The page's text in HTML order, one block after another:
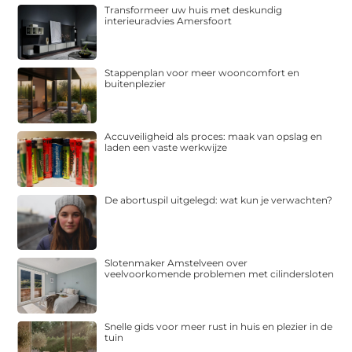
Transformeer uw huis met deskundig
interieuradvies Amersfoort
Stappenplan voor meer wooncomfort en
buitenplezier
Accuveiligheid als proces: maak van opslag en
laden een vaste werkwijze
De abortuspil uitgelegd: wat kun je verwachten?
Slotenmaker Amstelveen over
veelvoorkomende problemen met cilindersloten
Snelle gids voor meer rust in huis en plezier in de
tuin